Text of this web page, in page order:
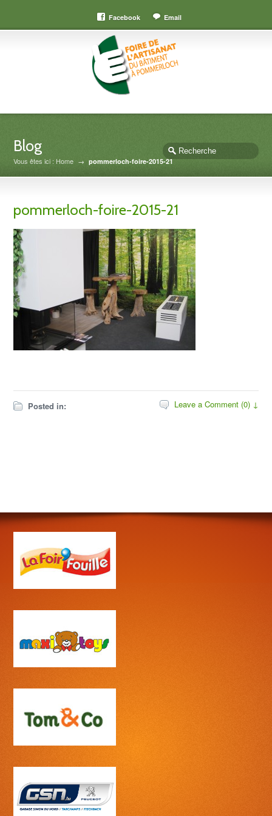
Facebook Email
Blog
Vous êtes ici : Home → pommerloch-foire-2015-21
pommerloch-foire-2015-21
Posted in: Leave a Comment (0) ↓